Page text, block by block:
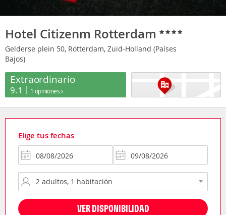
Hotel Citizenm Rotterdam
Gelderse plein 50, Rotterdam, Zuid-Holland (Países
Bajos)
Extraordinario
9.1 1 opiniones
Elige tus fechas
VER DISPONIBILIDAD